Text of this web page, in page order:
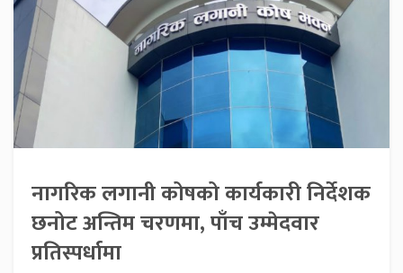
नागरिक लगानी कोषको कार्यकारी निर्देशक
छनोट अन्तिम चरणमा, पाँच उम्मेदवार
प्रतिस्पर्धामा